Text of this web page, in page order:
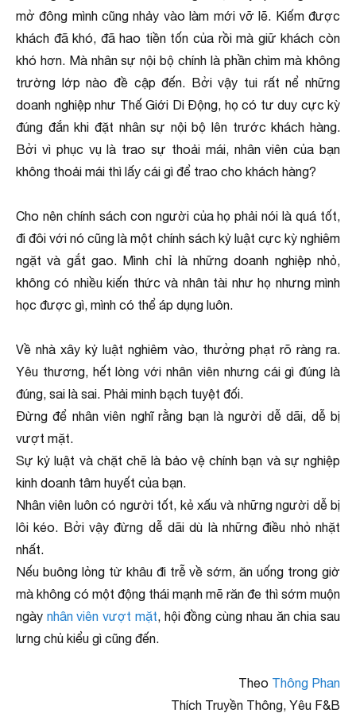
mở đông mình cũng nhảy vào làm mới vỡ lẽ. Kiếm được
khách đã khó, đã hao tiền tốn của rồi mà giữ khách còn
khó hơn. Mà nhân sự nội bộ chính là phần chìm mà không
trường lớp nào đề cập đến. Bởi vậy tui rất nể những
doanh nghiệp như Thế Giới Di Động, họ có tư duy cực kỳ
đúng đắn khi đặt nhân sự nội bộ lên trước khách hàng.
Bởi vì phục vụ là trao sự thoải mái, nhân viên của bạn
không thoải mái thì lấy cái gì để trao cho khách hàng?
Cho nên chính sách con người của họ phải nói là quá tốt,
đi đôi với nó cũng là một chính sách kỷ luật cực kỳ nghiêm
ngặt và gắt gao. Mình chỉ là những doanh nghiệp nhỏ,
không có nhiều kiến thức và nhân tài như họ nhưng mình
học được gì, mình có thể áp dụng luôn.
Về nhà xây kỷ luật nghiêm vào, thưởng phạt rõ ràng ra.
Yêu thương, hết lòng với nhân viên nhưng cái gì đúng là
đúng, sai là sai. Phải minh bạch tuyệt đối.
Đừng để nhân viên nghĩ rằng bạn là người dễ dãi, dễ bị
vượt mặt.
Sự kỷ luật và chặt chẽ là bảo vệ chính bạn và sự nghiệp
kinh doanh tâm huyết của bạn.
Nhân viên luôn có người tốt, kẻ xấu và những người dễ bị
lôi kéo. Bởi vậy đừng dễ dãi dù là những điều nhỏ nhặt
nhất.
Nếu buông lỏng từ khâu đi trễ về sớm, ăn uống trong giờ
mà không có một động thái mạnh mẽ răn đe thì sớm muộn
ngày nhân viên vượt mặt, hội đồng cùng nhau ăn chia sau
lưng chủ kiểu gì cũng đến.
Theo Thông Phan
Thích Truyền Thông, Yêu F&B